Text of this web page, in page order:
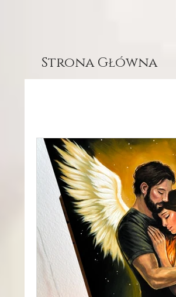
Strona Główna